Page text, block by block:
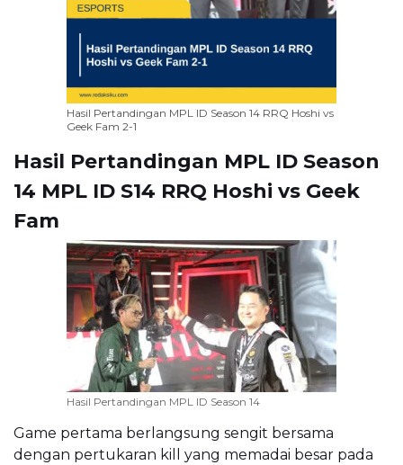
Hasil Pertandingan MPL ID Season 14 RRQ Hoshi vs
Geek Fam 2-1
Hasil Pertandingan MPL ID Season
14 MPL ID S14 RRQ Hoshi vs Geek
Fam
Hasil Pertandingan MPL ID Season 14
Game pertama berlangsung sengit bersama
dengan pertukaran kill yang memadai besar pada